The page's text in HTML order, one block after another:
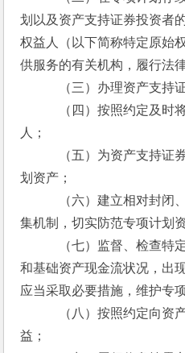
划以及资产支持证券投资者
权益人（以下简称特定原始
供服务的有关机构，履行法
（三）办理资产支持证
（四）按照约定及时将
人；
（五）为资产支持证券
划资产；
（六）建立相对封闭、
集机制，切实防范专项计划
（七）监督、检查特定
和基础资产现金流状况，出
应当采取必要措施，维护专
（八）按照约定向资产
益；